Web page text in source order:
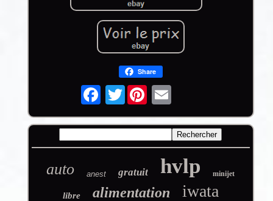
Share
Twitter
auto anest gratuit hvlp minijet
libre alimentation iwata